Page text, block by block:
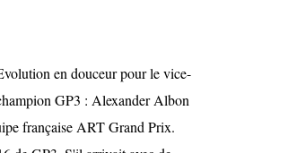
en douceur pour le vice-
GP3 : Alexander Albon
française ART Grand Prix.